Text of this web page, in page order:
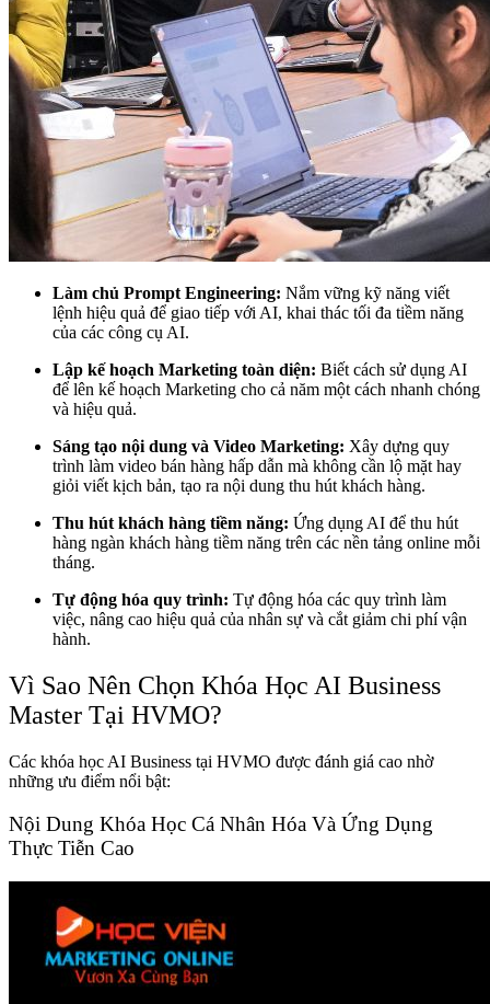
Làm chủ Prompt Engineering: Nắm vững kỹ năng viết
lệnh hiệu quả để giao tiếp với AI, khai thác tối đa tiềm năng
của các công cụ AI.
Lập kế hoạch Marketing toàn diện: Biết cách sử dụng AI
để lên kế hoạch Marketing cho cả năm một cách nhanh chóng
và hiệu quả.
Sáng tạo nội dung và Video Marketing: Xây dựng quy
trình làm video bán hàng hấp dẫn mà không cần lộ mặt hay
giỏi viết kịch bản, tạo ra nội dung thu hút khách hàng.
Thu hút khách hàng tiềm năng: Ứng dụng AI để thu hút
hàng ngàn khách hàng tiềm năng trên các nền tảng online mỗi
tháng.
Tự động hóa quy trình: Tự động hóa các quy trình làm
việc, nâng cao hiệu quả của nhân sự và cắt giảm chi phí vận
hành.
Vì Sao Nên Chọn Khóa Học AI Business
Master Tại HVMO?
Các khóa học AI Business tại HVMO được đánh giá cao nhờ
những ưu điểm nổi bật:
Nội Dung Khóa Học Cá Nhân Hóa Và Ứng Dụng
Thực Tiễn Cao